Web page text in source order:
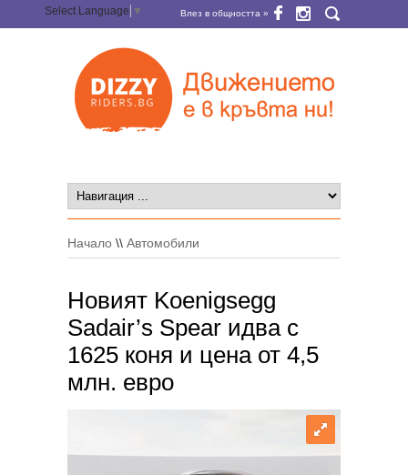
Select Language ▼ Влез в общността »
Начало \\ Автомобили
Новият Koenigsegg
Sadair’s Spear идва с
1625 коня и цена от 4,5
млн. евро